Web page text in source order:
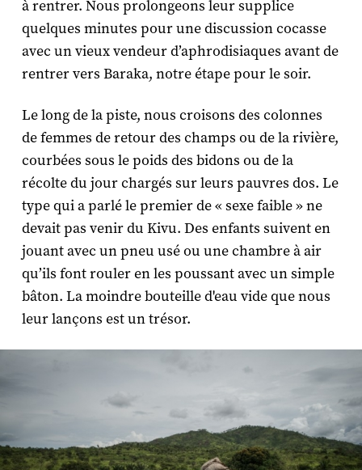
à rentrer. Nous prolongeons leur supplice
quelques minutes pour une discussion cocasse
avec un vieux vendeur d’aphrodisiaques avant de
rentrer vers Baraka, notre étape pour le soir.
Le long de la piste, nous croisons des colonnes
de femmes de retour des champs ou de la rivière,
courbées sous le poids des bidons ou de la
récolte du jour chargés sur leurs pauvres dos. Le
type qui a parlé le premier de « sexe faible » ne
devait pas venir du Kivu. Des enfants suivent en
jouant avec un pneu usé ou une chambre à air
qu’ils font rouler en les poussant avec un simple
bâton. La moindre bouteille d'eau vide que nous
leur lançons est un trésor.